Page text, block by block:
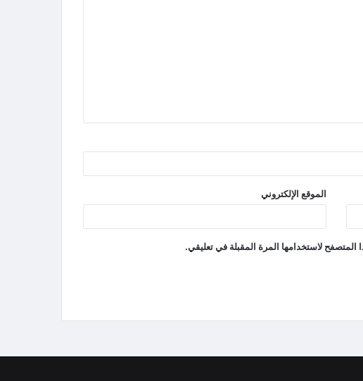
الموقع الإلكتروني
لاستخدامها المرة المقبلة في تعليقي.